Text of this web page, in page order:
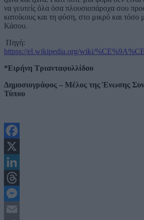
να γευτείς όλα όσα πλουσιοπάροχα σου
κατοίκους και τη φύση, στο μικρό και τόσο
Κάσου.
Πηγή:
httpss://el.wikipedia.org/wiki/
*Ειρήνη Τριανταφυλλίδου
Δημοσιογράφος – Μέλος της Ένωσης
Τύπου
Facebook
X
LinkedIn
Threads
Messenger